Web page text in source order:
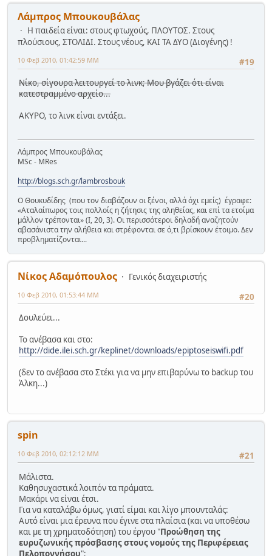
Λάμπρος Μπουκουβάλας
Η παιδεία είναι: στους φτωχούς, ΠΛΟΥΤΟΣ. Στους
πλούσιους, ΣΤΟΛΙΔΙ. Στους νέους, ΚΑΙ ΤΑ ΔΥΟ (Διογένης) !
#19
10 Φεβ 2010, 01:42:59 ΜΜ
Νίκο, σίγουρα λειτουργεί το λινκ; Μου βγάζει ότι είναι
κατεστραμμένο αρχείο...
ΑΚΥΡΟ, το λινκ είναι εντάξει.
Λάμπρος Μπουκουβάλας
MSc - MRes
http://blogs.sch.gr/lambrosbouk
Ο Θουκυδίδης (που τον διαβάζουν οι ξένοι, αλλά όχι εμείς) έγραφε:
«Αταλαίπωρος τοις πολλοίς η ζήτησις της αληθείας, και επί τα ετοίμα
μάλλον τρέπονται» (Ι, 20, 3). Οι περισσότεροι δηλαδή αναζητούν
αβασάνιστα την αλήθεια και στρέφονται σε ό,τι βρίσκουν έτοιμο. Δεν
προβληματίζονται...
Νίκος Αδαμόπουλος
Γενικός διαχειριστής
#20
10 Φεβ 2010, 01:53:44 ΜΜ
Δουλεύει...
Το ανέβασα και στο:
http://dide.ilei.sch.gr/keplinet/downloads/epiptoseiswifi.pdf
(δεν το ανέβασα στο Στέκι για να μην επιβαρύνω το backup του
Άλκη...)
spin
#21
10 Φεβ 2010, 02:12:12 ΜΜ
Μάλιστα.
Καθησυχαστικά λοιπόν τα πράματα.
Μακάρι να είναι έτσι.
Για να καταλάβω όμως, γιατί είμαι και λίγο μπουνταλάς:
Αυτό είναι μια έρευνα που έγινε στα πλαίσια (και να υποθέσω
και με τη χρηματοδότηση) του έργου "Προώθηση της
ευρυζωνικής πρόσβασης στους νομούς της Περιφέρειας
Πελοποννήσου";